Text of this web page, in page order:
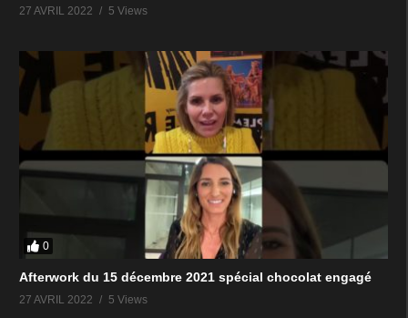
27 AVRIL 2022 5 Views
0
Afterwork du 15 décembre 2021 spécial chocolat engagé
27 AVRIL 2022 5 Views